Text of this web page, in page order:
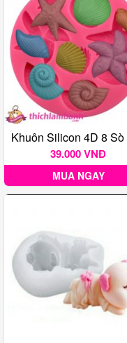
39.000 VNĐ
MUA NGAY